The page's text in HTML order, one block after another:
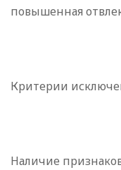
повышенная
Критерии
Наличие